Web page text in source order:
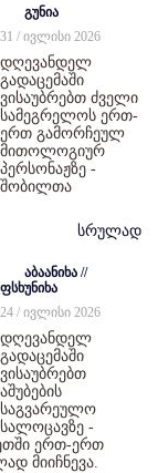
გუნია
31 / ივლისი 2026
დღევანდელ
გადაცემაში
ვისაუბრებთ ძველი
სამეგრელოს ერთ-
ერთ გამორჩეულ
მითოლოგიურ
პერსონაჟზე -
სრულად
აბაანიხა //
ფსხუნიხა
24 / ივლისი 2026
დღევანდელ
გადაცემაში
ვისაუბრებთ
აშუბების
საგვარეულო
სალოცავზე -
ერთ-ერთ
მიიჩნევა.